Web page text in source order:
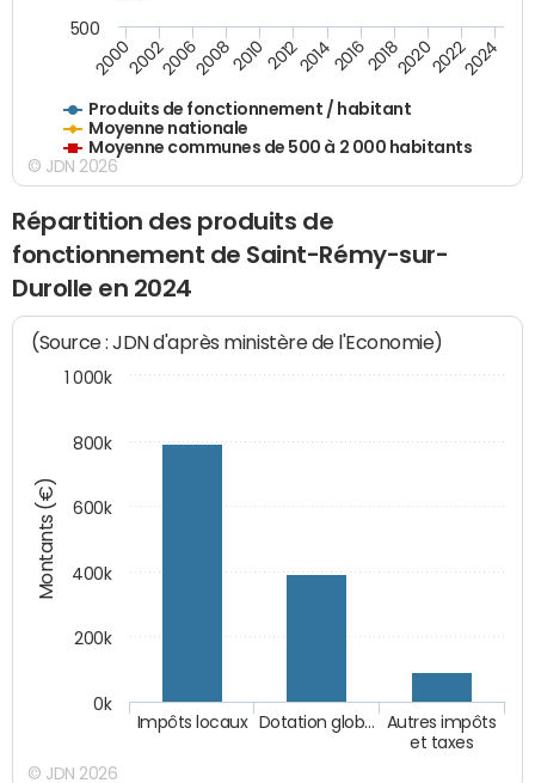
Produits de fonctionnement / habitant
Moyenne nationale
Moyenne communes de 500 à 2 000 habitants
200020022006200820102012201420162018202020222024
500
© JDN 2026
Répartition des produits de
fonctionnement de Saint-Rémy-sur-
Durolle en 2024
Montants (€)
(Source : JDN d'après ministère de l'Economie)
Autres impôts
et taxes
Dotation glob…
Impôts locaux
0k
200k
400k
600k
800k
1 000k
© JDN 2026